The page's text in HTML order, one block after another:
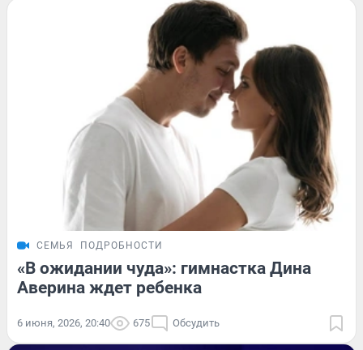
СЕМЬЯ ПОДРОБНОСТИ
«В ожидании чуда»: гимнастка Дина
Аверина ждет ребенка
6 июня, 2026, 20:40 675 Обсудить